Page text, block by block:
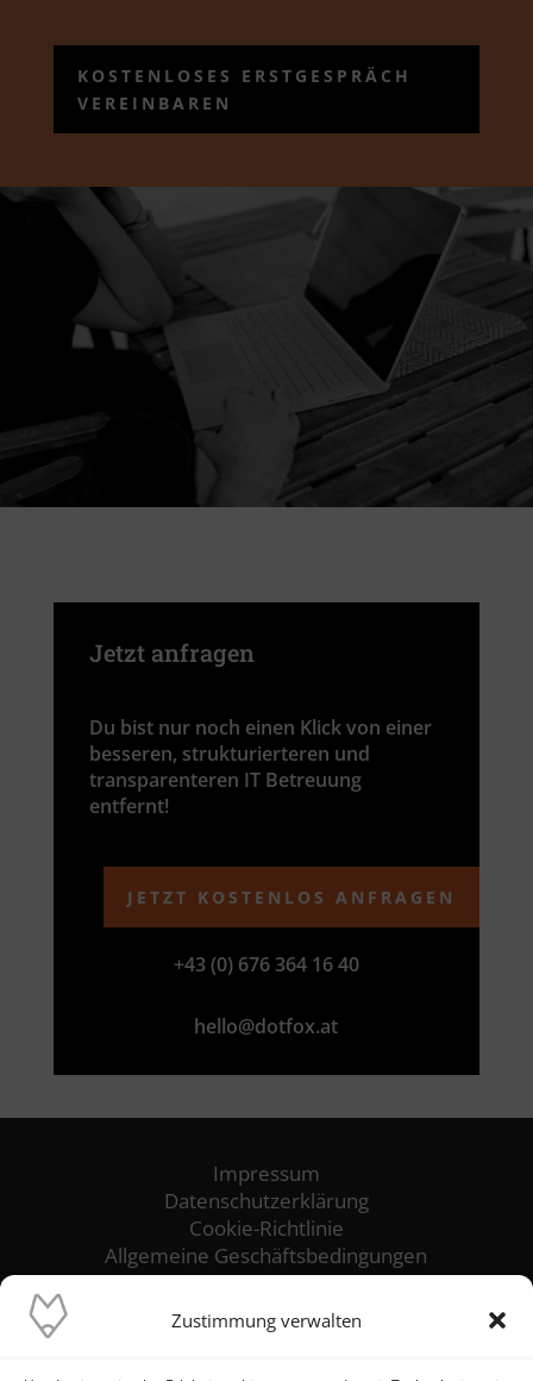
Zustimmung verwalten
KOSTENLOSES ERSTGESPRÄCH
VEREINBAREN
Jetzt anfragen
Du bist nur noch einen Klick von einer
besseren, strukturierteren und
transparenteren IT Betreuung
entfernt!
JETZT KOSTENLOS ANFRAGEN
+43 (0) 676 364 16 40
hello@dotfox.at
Impressum
Datenschutzerklärung
Cookie-Richtlinie
Allgemeine Geschäftsbedingungen
Versandkosten
und höchste Verfügbarkeit deiner IT-Systeme